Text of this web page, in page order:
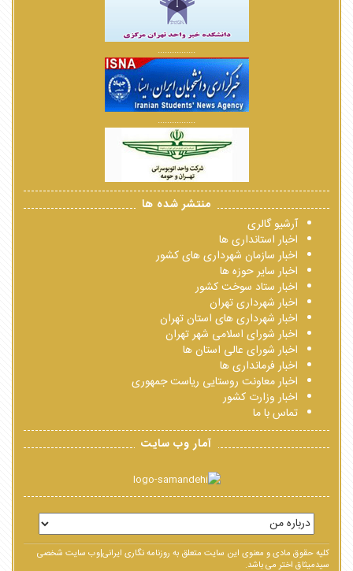
................
................
منتشر شده ها
آرشیو گالری
اخبار استانداری ها
اخبار سازمان شهرداری های کشور
اخبار سایر حوزه ها
اخبار ستاد سوخت کشور
اخبار شهرداری تهران
اخبار شهرداری های استان تهران
اخبار شورای اسلامی شهر تهران
اخبار شورای عالی استان ها
اخبار فرمانداری ها
اخبار معاونت روستایی ریاست جمهوری
اخبار وزارت کشور
تماس با ما
آمار وب سایت
کلیه حقوق مادی و معنوی این سایت متعلق به روزنامه نگاری ایرانی|وب سایت شخصی
سیدمیثاق اختر می باشد.